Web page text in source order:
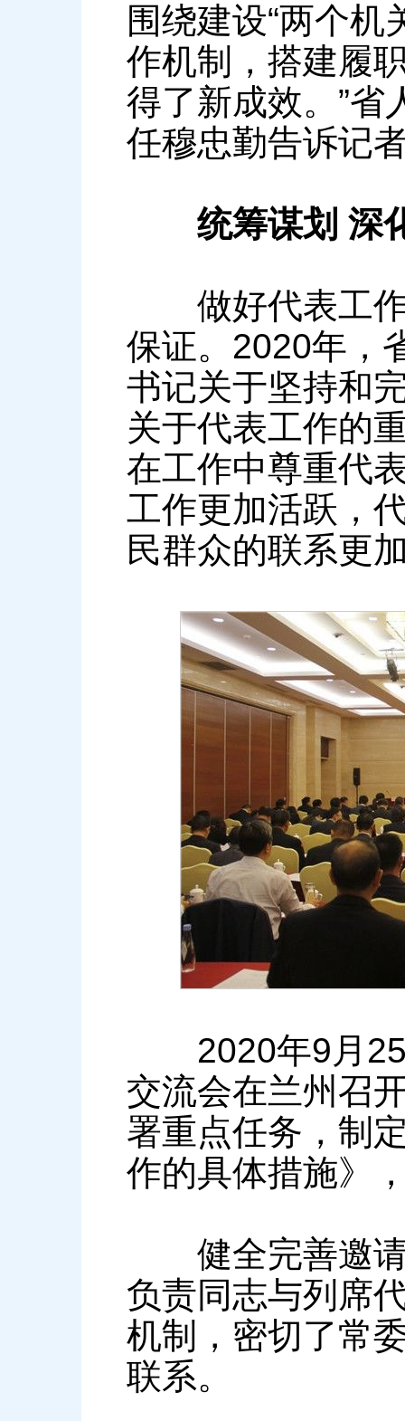
围绕建设“两个机
作机制，搭建履
得了新成效。”省
任穆忠勤告诉记
统筹谋划 深
做好代表工作
保证。2020年，
书记关于坚持和
关于代表工作的
在工作中尊重代
工作更加活跃，
民群众的联系更
2020年9月25
交流会在兰州召
署重点任务，制
作的具体措施》
健全完善邀请
负责同志与列席
机制，密切了常
联系。